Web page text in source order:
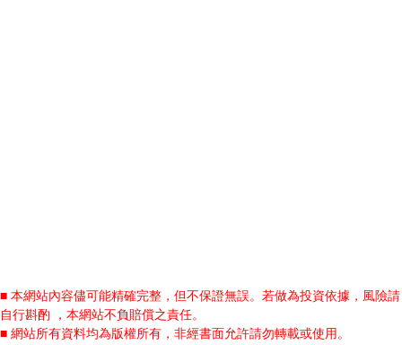
■ 本網站內容儘可能精確完整，但不保證無誤。若做為投資依據，風險請
自行斟酌 ，本網站不負賠償之責任。
■ 網站所有資料均為版權所有，非經書面允許請勿轉載或使用。